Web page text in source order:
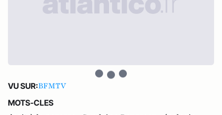
VU SUR:BFMTV
MOTS-CLES